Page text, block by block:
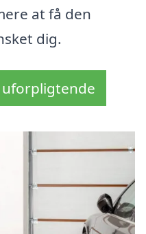
at få den
dig.
uforpligtende